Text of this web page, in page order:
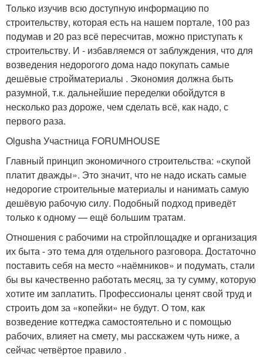
Только изучив всю доступную информацию по
строительству, которая есть на нашем портале, 100 раз
подумав и 20 раз всё пересчитав, можно приступать к
строительству. И - избавляемся от заблуждения, что для
возведения недорогого дома надо покупать самые
дешёвые стройматериалы . Экономия должна быть
разумной, т.к. дальнейшие переделки обойдутся в
несколько раз дороже, чем сделать всё, как надо, с
первого раза.
Olgusha Участница FORUMHOUSE
Главный принцип экономичного строительства: «скупой
платит дважды». Это значит, что не надо искать самые
недорогие строительные материалы и нанимать самую
дешёвую рабочую силу. Подобный подход приведёт
только к одному — ещё большим тратам.
Отношения с рабочими на стройплощадке и организация
их быта - это тема для отдельного разговора. Достаточно
поставить себя на место «наёмников» и подумать, стали
бы вы качественно работать месяц, за ту сумму, которую
хотите им заплатить. Профессионалы ценят свой труд и
строить дом за «копейки» не будут. О том, как
возведение коттеджа самостоятельно и с помощью
рабочих, влияет на смету, мы расскажем чуть ниже, а
сейчас четвёртое правило .